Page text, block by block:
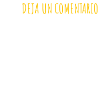
DEJA UN COMENTARIO